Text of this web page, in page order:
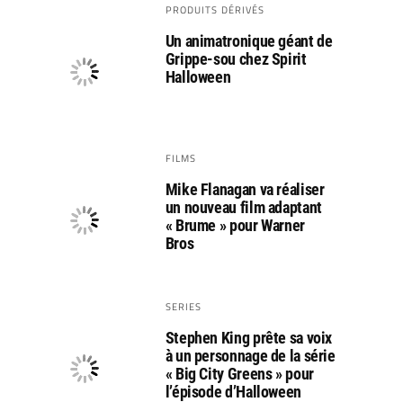
PRODUITS DÉRIVÉS
Un animatronique géant de
Grippe-sou chez Spirit
Halloween
FILMS
Mike Flanagan va réaliser
un nouveau film adaptant
« Brume » pour Warner
Bros
SERIES
Stephen King prête sa voix
à un personnage de la série
« Big City Greens » pour
l’épisode d’Halloween